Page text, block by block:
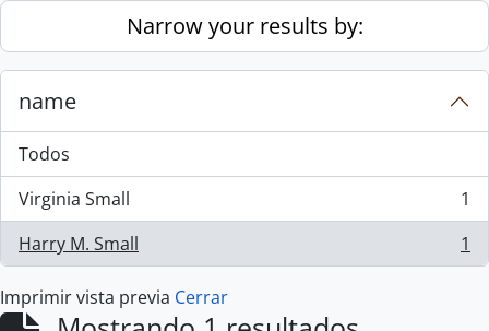
Skip to main contentNarrow your results by:
name
Todos
Virginia Small
, 1 resultados
1
Harry M. Small
, 1 resultados 1
Imprimir vista previa Cerrar